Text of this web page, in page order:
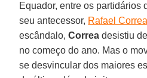
Equador, entre os partidários
seu antecessor, Rafael Correa
escândalo,Correa desistiu
no começo do ano. Mas o
se desvincular dos maiores